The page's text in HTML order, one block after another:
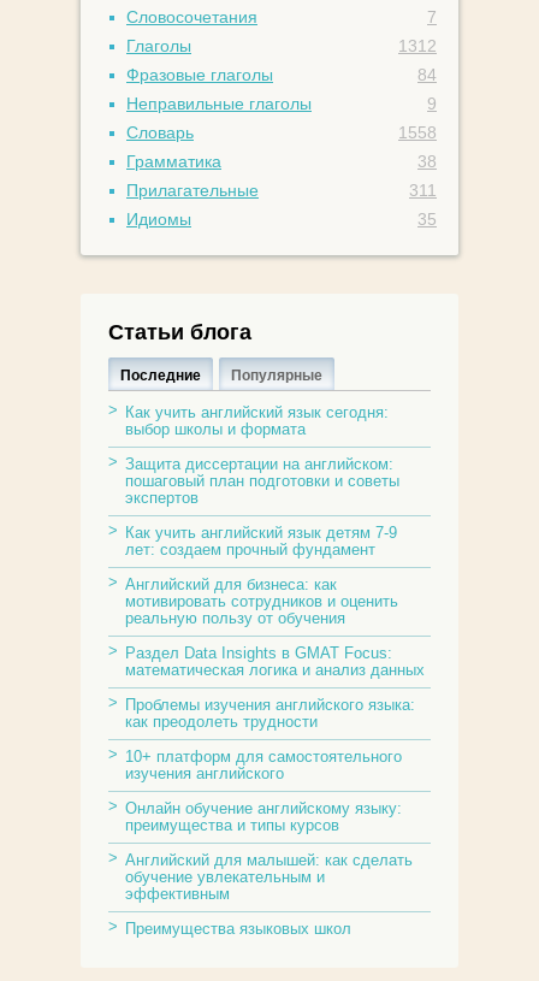
Словосочетания
7
Глаголы
1312
Фразовые глаголы
84
Неправильные глаголы
9
Словарь
1558
Грамматика
38
Прилагательные
311
Идиомы
35
Статьи блога
Последние Популярные
Как учить английский язык сегодня:
выбор школы и формата
Защита диссертации на английском:
пошаговый план подготовки и советы
экспертов
Как учить английский язык детям 7-9
лет: создаем прочный фундамент
Английский для бизнеса: как
мотивировать сотрудников и оценить
реальную пользу от обучения
Раздел Data Insights в GMAT Focus:
математическая логика и анализ данных
Проблемы изучения английского языка:
как преодолеть трудности
10+ платформ для самостоятельного
изучения английского
Онлайн обучение английскому языку:
преимущества и типы курсов
Английский для малышей: как сделать
обучение увлекательным и
эффективным
Преимущества языковых школ